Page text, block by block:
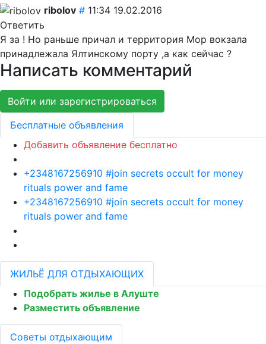
ribolov # 11:34 19.02.2016
Ответить
Я за ! Но раньше причал и территория Мор вокзала
принадлежала Ялтинскому порту ,а как сейчас ?
Написать комментарий
Войти или зарегистрироваться
Бесплатные объявления
Добавить объявление бесплатно
+2348167256910 #join secrets occult for money
rituals power and fame
+2348167256910 #join secrets occult for money
rituals power and fame
ЖИЛЬЁ ДЛЯ ОТДЫХАЮЩИХ
Подобрать жилье в Алуште
Разместить объявление
Советы отдыхающим